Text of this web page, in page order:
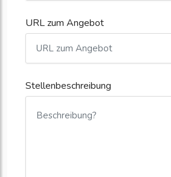
URL zum Angebot
Stellenbeschreibung